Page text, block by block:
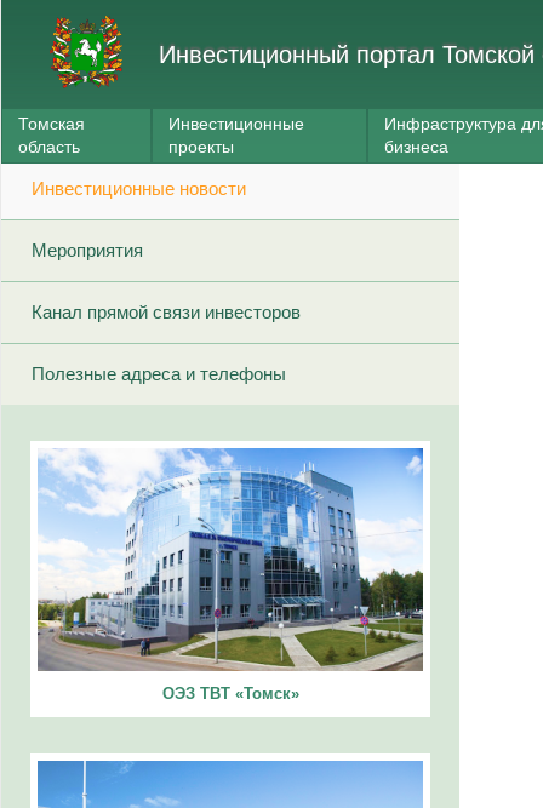
Инвестиционный портал Томской
Томская
область
Инвестиционные
проекты
Инфраструктура
бизнеса
Инвестиционные новости
Мероприятия
Канал прямой связи инвесторов
Полезные адреса и телефоны
ОЭЗ ТВТ «Томск»